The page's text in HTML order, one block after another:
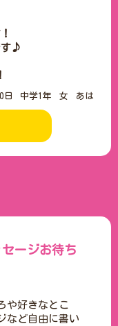
す♪
日 中学1年 女 あは
ージお待ち
や好きなとこ
など自由に書い